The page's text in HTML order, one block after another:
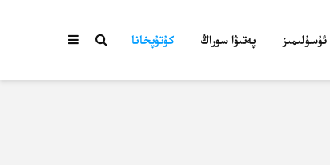
ئۇسۇلىمىز پەتىۋا سوراڭ كۇتۇپخانا